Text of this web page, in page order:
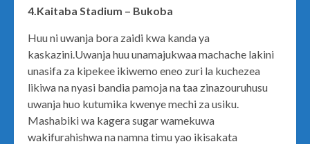
4.Kaitaba Stadium – Bukoba
Huu ni uwanja bora zaidi kwa kanda ya
kaskazini.Uwanja huu unamajukwaa machache lakini
unasifa za kipekee ikiwemo eneo zuri la kuchezea
likiwa na nyasi bandia pamoja na taa zinazouruhusu
uwanja huo kutumika kwenye mechi za usiku.
Mashabiki wa kagera sugar wamekuwa
wakifurahishwa na namna timu yao ikisakata